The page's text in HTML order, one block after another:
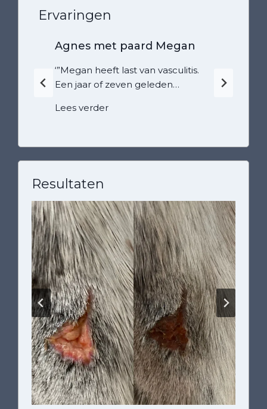
Ervaringen
Agnes met paard Megan
‘”Megan heeft last van vasculitis.
Een jaar of zeven geleden…
Lees verderA
e
s
t
p
a
a
r
d
M
e
g
a
n
Resultaten